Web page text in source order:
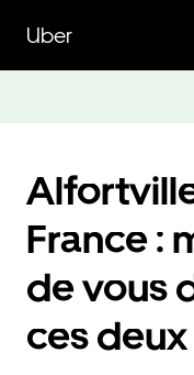
contenu
principal
Uber
France :
de vous
ces